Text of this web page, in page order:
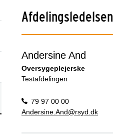
Afdelingsledelsen
Andersine And
Oversygeplejerske
Testafdelingen
79 97 00 00
Andersine.And@rsyd.dk